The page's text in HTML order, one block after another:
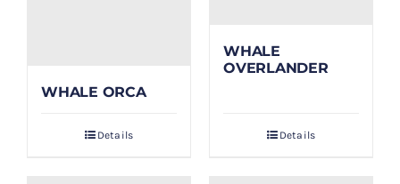
WHALE ORCA
Details
WHALE
OVERLANDER
Details